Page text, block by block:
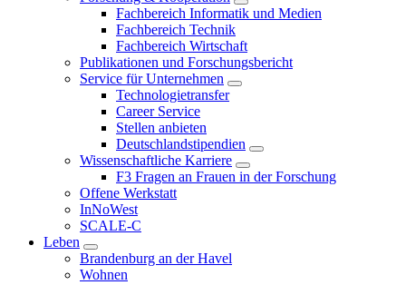
Fachbereich Informatik und Medien
Fachbereich Technik
Fachbereich Wirtschaft
Publikationen und Forschungsbericht
Service für Unternehmen
Technologietransfer
Career Service
Stellen anbieten
Deutschlandstipendien
Wissenschaftliche Karriere
F3 Fragen an Frauen in der Forschung
Offene Werkstatt
InNoWest
SCALE-C
Leben
Brandenburg an der Havel
Wohnen